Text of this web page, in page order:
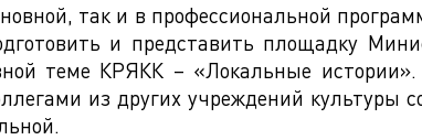
так и в профессиональной
и представить площадку
теме КРЯКК – «Локальные
из других учреждений культуры